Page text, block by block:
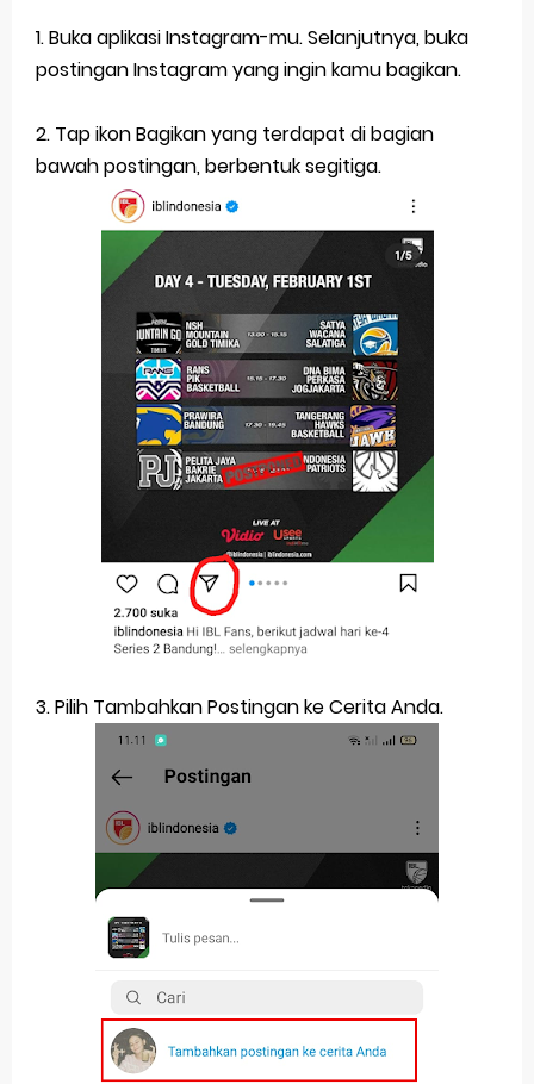
1. Buka aplikasi Instagram-mu. Selanjutnya, buka
postingan Instagram yang ingin kamu bagikan.
2. Tap ikon Bagikan yang terdapat di bagian
bawah postingan, berbentuk segitiga.
3. Pilih Tambahkan Postingan ke Cerita Anda.